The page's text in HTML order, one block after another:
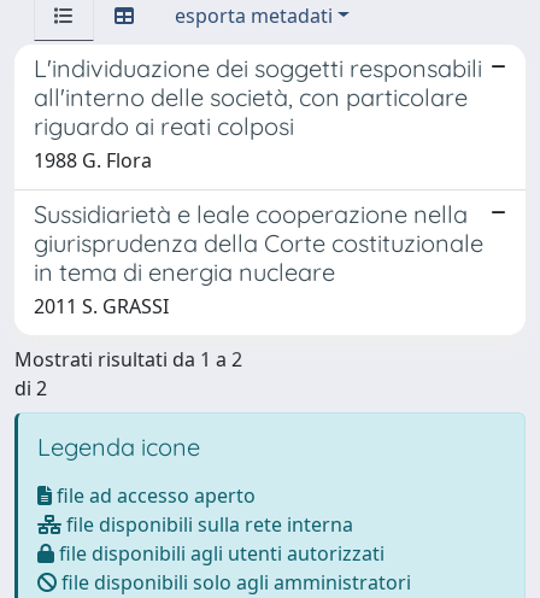
esporta metadati
L'individuazione dei soggetti responsabili
all'interno delle società, con particolare
riguardo ai reati colposi
1988 G. Flora
Sussidiarietà e leale cooperazione nella
giurisprudenza della Corte costituzionale
in tema di energia nucleare
2011 S. GRASSI
Mostrati risultati da 1 a 2
di 2
Legenda icone
file ad accesso aperto
file disponibili sulla rete interna
file disponibili agli utenti autorizzati
file disponibili solo agli amministratori